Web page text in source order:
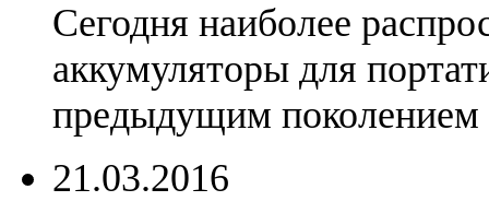
Сегодня наиболее
аккумуляторы для
предыдущим поколением
21.03.2016